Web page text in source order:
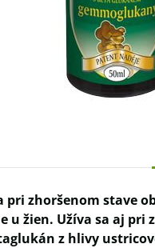
pri zhoršenom stave
u žien. Užíva sa aj
z hlivy